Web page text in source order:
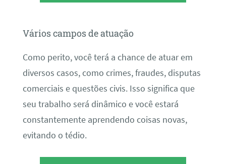
Vários campos de atuação
Como perito, você terá a chance de atuar em
diversos casos, como crimes, fraudes, disputas
comerciais e questões civis. Isso significa que
seu trabalho será dinâmico e você estará
constantemente aprendendo coisas novas,
evitando o tédio.